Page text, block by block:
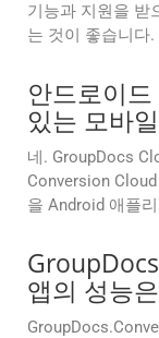
기능과 지원을 받
는 것이 좋습니다.
안드로이
있는 모바
네. GroupDocs
Conversion
을 Android 애플
앱의 성능